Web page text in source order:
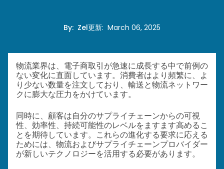
By: Zel更新: March 06, 2025
物流業界は、電子商取引が急速に成長する中で前例の
ない変化に直面しています。消費者はより頻繁に、よ
り少ない数量を注文しており、輸送と物流ネットワー
クに膨大な圧力をかけています。
同時に、顧客は自分のサプライチェーンからの可視
性、効率性、持続可能性のレベルをますます高めるこ
とを期待しています。これらの進化する要求に応える
ためには、物流およびサプライチェーンプロバイダー
が新しいテクノロジーを活用する必要があります。